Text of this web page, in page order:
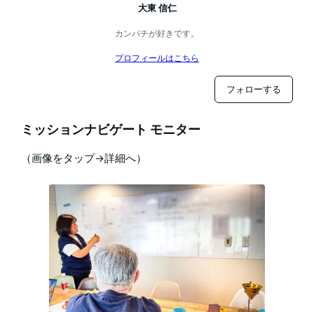
大東 信仁
カンパチが好きです。
プロフィールはこちら
フォローする
ミッションナビゲート モニター
（画像をタップ→詳細へ）